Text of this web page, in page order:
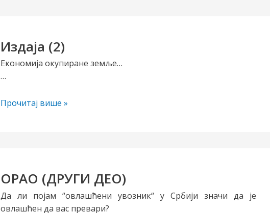
Издаја (2)
Економија окупиране земље…
…
Издаја
Прочитај више »
ОРАО (ДРУГИ ДЕО)
Да ли појам “овлашћени увозник“ у Србији значи да је
овлашћен да вас превари?